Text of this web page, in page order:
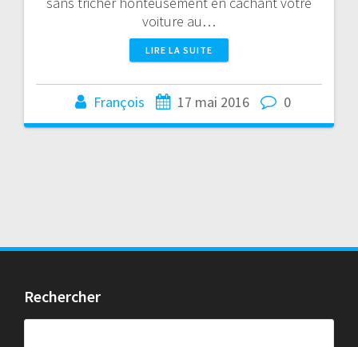
voiture au…
LIRE LA SUITE
François 17 mai 2016 0
Rechercher